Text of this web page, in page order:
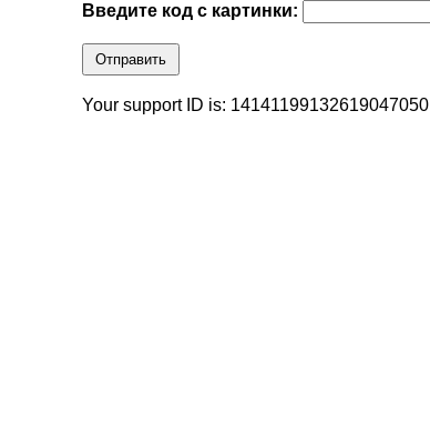
Введите код с картинки:
Отправить
Your support ID is: 14141199132619047050